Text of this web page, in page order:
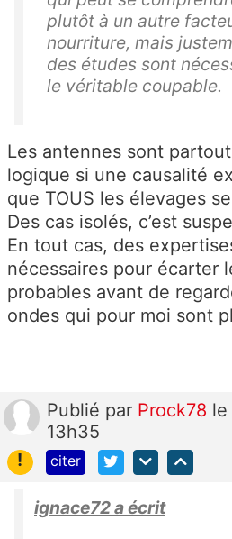
plutôt à un autre
nourriture, mais
des études sont
le véritable coupable.
Les antennes sont
logique si une causalité
que TOUS les élevages
Des cas isolés, c’est
En tout cas, des
nécessaires pour écarter
probables avant de
ondes qui pour moi sont
Publié par Prock78 le
13h35
!
citer
ignace72 a écrit